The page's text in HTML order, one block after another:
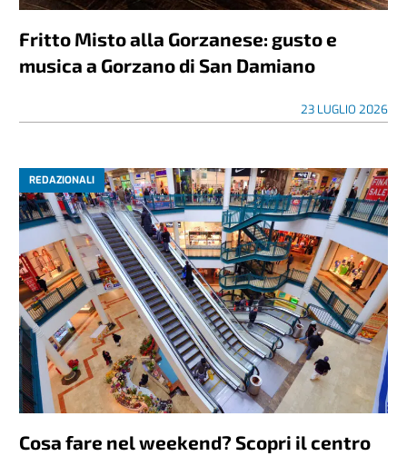
Fritto Misto alla Gorzanese: gusto e
musica a Gorzano di San Damiano
23 LUGLIO 2026
REDAZIONALI
Cosa fare nel weekend? Scopri il centro